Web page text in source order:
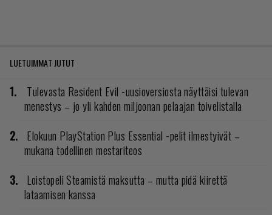
LUETUIMMAT JUTUT
Tulevasta Resident Evil -uusioversiosta näyttäisi tulevan
menestys – jo yli kahden miljoonan pelaajan toivelistalla
Elokuun PlayStation Plus Essential -pelit ilmestyivät –
mukana todellinen mestariteos
Loistopeli Steamistä maksutta – mutta pidä kiirettä
lataamisen kanssa